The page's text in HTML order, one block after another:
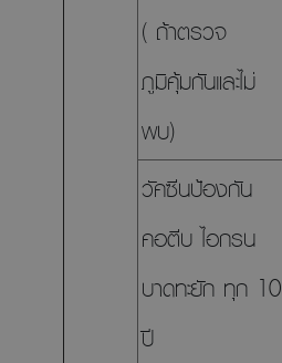
( ถ้าตรวจ
ภูมิคุ้มกันและไม่
พบ)
วัคซีนป้องกัน
คอตีบ ไอกรน
บาดทะยัก ทุก 10
ปี